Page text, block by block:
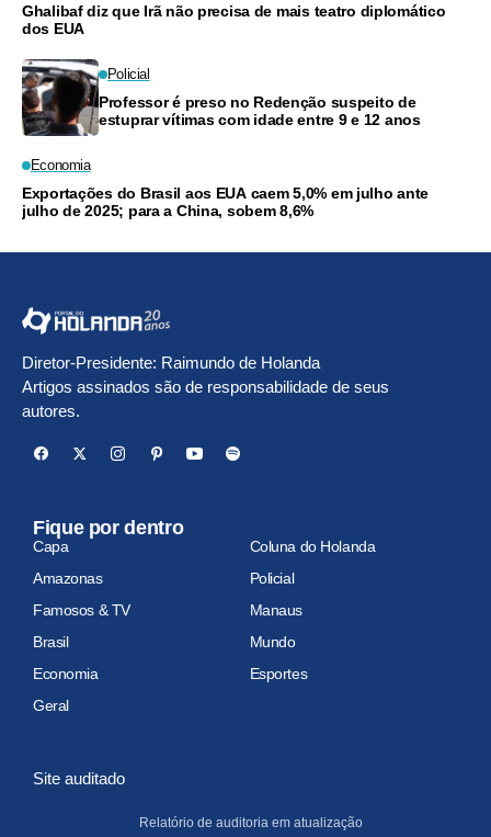
Ghalibaf diz que Irã não precisa de mais teatro diplomático
dos EUA
Policial
Professor é preso no Redenção suspeito de
estuprar vítimas com idade entre 9 e 12 anos
Economia
Exportações do Brasil aos EUA caem 5,0% em julho ante
julho de 2025; para a China, sobem 8,6%
Diretor-Presidente: Raimundo de Holanda
Artigos assinados são de responsabilidade de seus
autores.
Fique por dentro
Capa
Coluna do Holanda
Amazonas
Policial
Famosos & TV
Manaus
Brasil
Mundo
Economia
Esportes
Geral
Site auditado
Relatório de auditoria em atualização